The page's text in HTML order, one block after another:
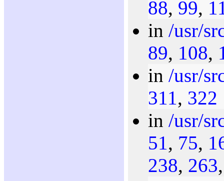
88, 99,
in /usr/
89, 108,
in /usr/
311, 322
in /usr/
51, 75,
238, 263